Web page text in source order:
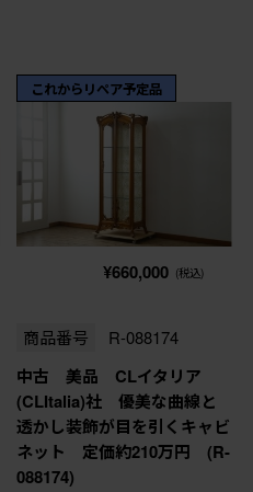
これからリペア予定品
¥660,000 (税込)
商品番号 R-088174
中古 美品 CLイタリア
(CLItalia)社 優美な曲線と
透かし装飾が目を引くキャビ
ネット 定価約210万円 (R-
088174)